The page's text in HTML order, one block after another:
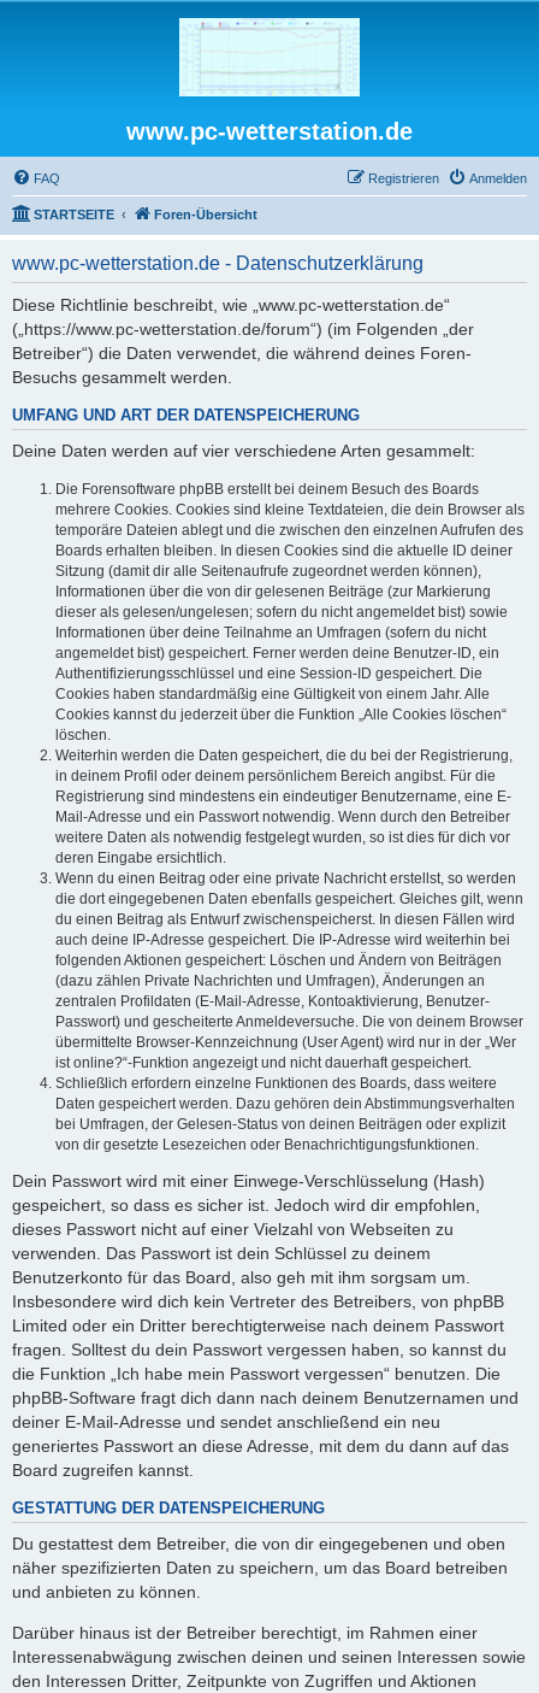
www.pc-wetterstation.de
FAQ Anmelden
Registrieren
STARTSEITE Foren-Übersicht
www.pc-wetterstation.de - Datenschutzerklärung
Diese Richtlinie beschreibt, wie „www.pc-wetterstation.de“
(„https://www.pc-wetterstation.de/forum“) (im Folgenden „der
Betreiber“) die Daten verwendet, die während deines Foren-
Besuchs gesammelt werden.
UMFANG UND ART DER DATENSPEICHERUNG
Deine Daten werden auf vier verschiedene Arten gesammelt:
Die Forensoftware phpBB erstellt bei deinem Besuch des Boards
mehrere Cookies. Cookies sind kleine Textdateien, die dein Browser als
temporäre Dateien ablegt und die zwischen den einzelnen Aufrufen des
Boards erhalten bleiben. In diesen Cookies sind die aktuelle ID deiner
Sitzung (damit dir alle Seitenaufrufe zugeordnet werden können),
Informationen über die von dir gelesenen Beiträge (zur Markierung
dieser als gelesen/ungelesen; sofern du nicht angemeldet bist) sowie
Informationen über deine Teilnahme an Umfragen (sofern du nicht
angemeldet bist) gespeichert. Ferner werden deine Benutzer-ID, ein
Authentifizierungsschlüssel und eine Session-ID gespeichert. Die
Cookies haben standardmäßig eine Gültigkeit von einem Jahr. Alle
Cookies kannst du jederzeit über die Funktion „Alle Cookies löschen“
löschen.
Weiterhin werden die Daten gespeichert, die du bei der Registrierung,
in deinem Profil oder deinem persönlichem Bereich angibst. Für die
Registrierung sind mindestens ein eindeutiger Benutzername, eine E-
Mail-Adresse und ein Passwort notwendig. Wenn durch den Betreiber
weitere Daten als notwendig festgelegt wurden, so ist dies für dich vor
deren Eingabe ersichtlich.
Wenn du einen Beitrag oder eine private Nachricht erstellst, so werden
die dort eingegebenen Daten ebenfalls gespeichert. Gleiches gilt, wenn
du einen Beitrag als Entwurf zwischenspeicherst. In diesen Fällen wird
auch deine IP-Adresse gespeichert. Die IP-Adresse wird weiterhin bei
folgenden Aktionen gespeichert: Löschen und Ändern von Beiträgen
(dazu zählen Private Nachrichten und Umfragen), Änderungen an
zentralen Profildaten (E-Mail-Adresse, Kontoaktivierung, Benutzer-
Passwort) und gescheiterte Anmeldeversuche. Die von deinem Browser
übermittelte Browser-Kennzeichnung (User Agent) wird nur in der „Wer
ist online?“-Funktion angezeigt und nicht dauerhaft gespeichert.
Schließlich erfordern einzelne Funktionen des Boards, dass weitere
Daten gespeichert werden. Dazu gehören dein Abstimmungsverhalten
bei Umfragen, der Gelesen-Status von deinen Beiträgen oder explizit
von dir gesetzte Lesezeichen oder Benachrichtigungsfunktionen.
Dein Passwort wird mit einer Einwege-Verschlüsselung (Hash)
gespeichert, so dass es sicher ist. Jedoch wird dir empfohlen,
dieses Passwort nicht auf einer Vielzahl von Webseiten zu
verwenden. Das Passwort ist dein Schlüssel zu deinem
Benutzerkonto für das Board, also geh mit ihm sorgsam um.
Insbesondere wird dich kein Vertreter des Betreibers, von phpBB
Limited oder ein Dritter berechtigterweise nach deinem Passwort
fragen. Solltest du dein Passwort vergessen haben, so kannst du
die Funktion „Ich habe mein Passwort vergessen“ benutzen. Die
phpBB-Software fragt dich dann nach deinem Benutzernamen und
deiner E-Mail-Adresse und sendet anschließend ein neu
generiertes Passwort an diese Adresse, mit dem du dann auf das
Board zugreifen kannst.
GESTATTUNG DER DATENSPEICHERUNG
Du gestattest dem Betreiber, die von dir eingegebenen und oben
näher spezifizierten Daten zu speichern, um das Board betreiben
und anbieten zu können.
Darüber hinaus ist der Betreiber berechtigt, im Rahmen einer
Interessenabwägung zwischen deinen und seinen Interessen sowie
den Interessen Dritter, Zeitpunkte von Zugriffen und Aktionen